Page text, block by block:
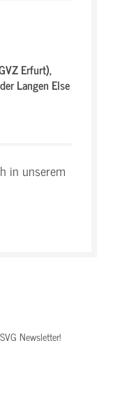
Erfurt),
Langen Else
in unserem
Newsletter!